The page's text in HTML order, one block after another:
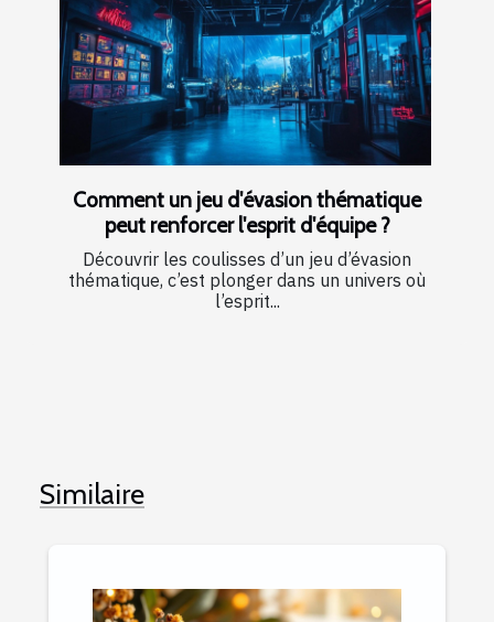
Comment un jeu d'évasion thématique
peut renforcer l'esprit d'équipe ?
Découvrir les coulisses d’un jeu d’évasion
thématique, c’est plonger dans un univers où
l’esprit...
Similaire